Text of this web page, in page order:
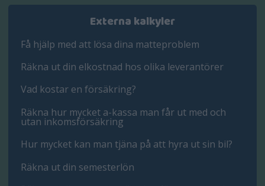
Externa kalkyler
Få hjälp med att lösa dina matteproblem
Räkna ut din elkostnad hos olika leverantörer
Vad kostar en försäkring?
Räkna hur mycket a-kassa man får ut med och
utan inkomsförsäkring
Hur mycket kan man tjäna på att hyra ut sin bil?
Räkna ut din semesterlön